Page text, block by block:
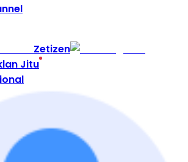
Zetizen
Jitu